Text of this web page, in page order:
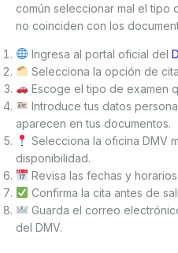
común seleccionar mal el tipo
no coinciden con los
Ingresa al portal oficial del
Selecciona la opción de
Escoge el tipo de examen
Introduce tus datos
aparecen en tus documentos.
Selecciona la oficina DMV
disponibilidad.
Revisa las fechas y
Confirma la cita antes de
Guarda el correo
del DMV.